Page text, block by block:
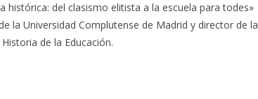
histórica: del clasismo elitista a la escuela para todes»
la Universidad Complutense de Madrid y director de la
de la Educación.